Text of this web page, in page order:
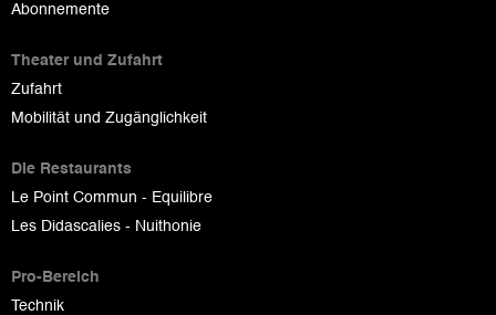
Abonnemente
Theater und Zufahrt
Zufahrt
Mobilität und Zugänglichkeit
Die Restaurants
Le Point Commun - Equilibre
Les Didascalies - Nuithonie
Pro-Bereich
Technik